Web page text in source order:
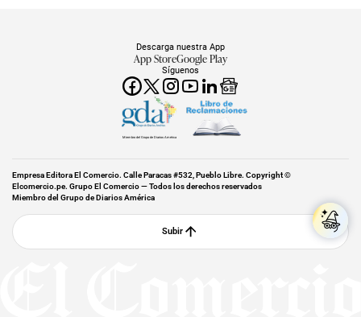
Síguenos
Descarga nuestra App
App StoreGoogle Play
Miembro del Grupo de Diarios América
Empresa Editora El Comercio. Calle Paracas #532, Pueblo Libre. Copyright ©
Elcomercio.pe. Grupo El Comercio — Todos los derechos reservados
Miembro del Grupo de Diarios América
Subir